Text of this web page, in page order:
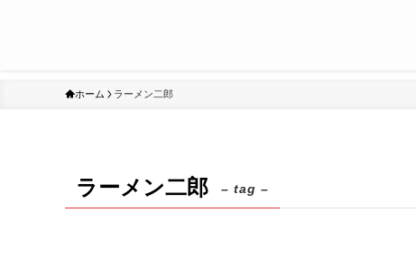
ホーム ラーメン二郎
ラーメン二郎 – tag –